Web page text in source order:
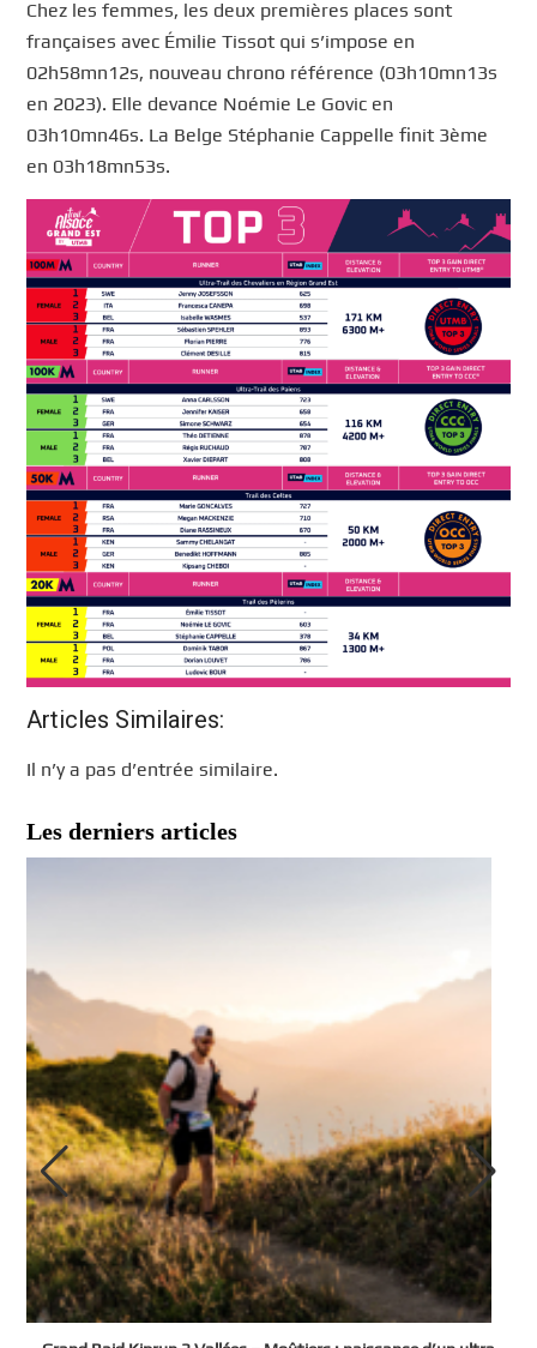
Chez les femmes, les deux premières places sont
françaises avec Émilie Tissot qui s’impose en
02h58mn12s, nouveau chrono référence (03h10mn13s
en 2023). Elle devance Noémie Le Govic en
03h10mn46s. La Belge Stéphanie Cappelle finit 3ème
en 03h18mn53s.
Articles Similaires:
Il n’y a pas d’entrée similaire.
Les derniers articles